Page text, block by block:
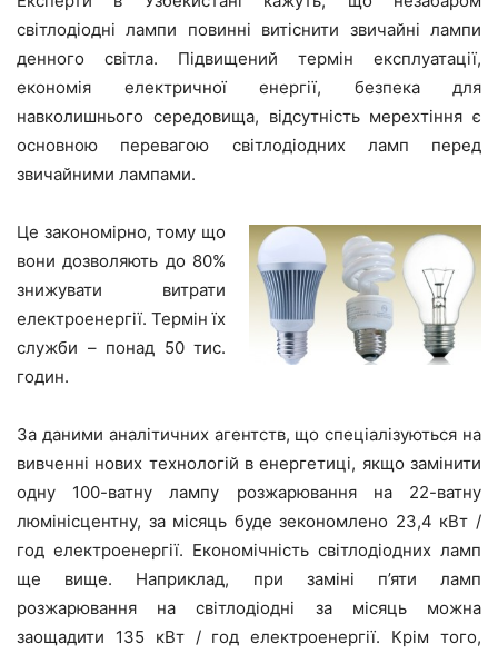
світлодіодні лампи повинні витіснити звичайні лампи
денного світла. Підвищений термін експлуатації,
економія електричної енергії, безпека для
навколишнього середовища, відсутність мерехтіння є
основною перевагою світлодіодних ламп перед
звичайними лампами.
Це закономірно, тому що
вони дозволяють до 80%
знижувати витрати
електроенергії. Термін їх
служби – понад 50 тис.
годин.
За даними аналітичних агентств, що спеціалізуються на
вивченні нових технологій в енергетиці, якщо замінити
одну 100-ватну лампу розжарювання на 22-ватну
люмінісцентну, за місяць буде зекономлено 23,4 кВт /
год електроенергії. Економічність світлодіодних ламп
ще вище. Наприклад, при заміні п’яти ламп
розжарювання на світлодіодні за місяць можна
заощадити 135 кВт / год електроенергії. Крім того,